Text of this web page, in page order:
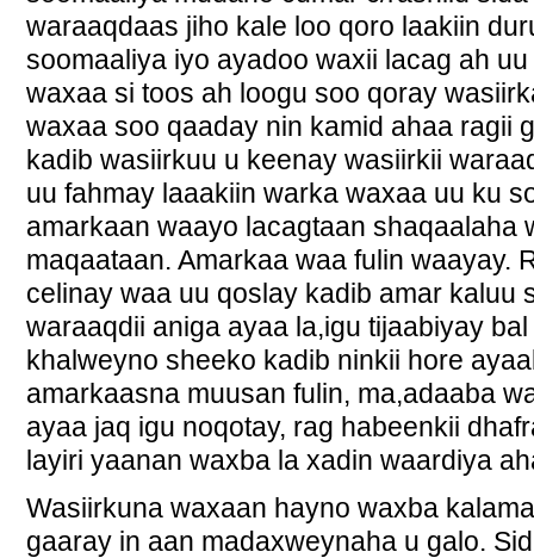
waraaqdaas jiho kale loo qoro laakiin
soomaaliya iyo ayadoo waxii lacag ah
waxaa si toos ah loogu soo qoray
waxaa soo qaaday nin kamid ahaa ragii
kadib wasiirkuu u keenay wasiirkii
uu fahmay laaakiin warka waxaa uu ku
amarkaan waayo lacagtaan shaqaalaha
maqaataan. Amarkaa waa fulin waayay.
celinay waa uu qoslay kadib amar kaluu
waraaqdii aniga ayaa la,igu tijaabiyay
khalweyno sheeko kadib ninkii hore
amarkaasna muusan fulin, ma,adaaba
ayaa jaq igu noqotay, rag habeenkii
layiri yaanan waxba la xadin waardiya
Wasiirkuna waxaan hayno waxba
gaaray in aan madaxweynaha u galo.